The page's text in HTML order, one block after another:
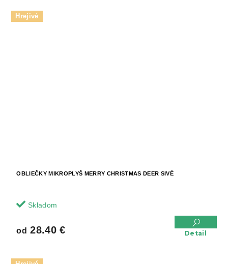
Hrejivé
OBLIEČKY MIKROPLYŠ MERRY CHRISTMAS DEER SIVÉ
Skladom
od 28.40 € Detail